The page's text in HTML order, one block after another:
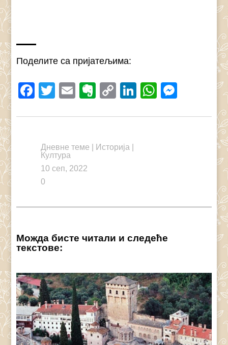
Поделите са пријатељима:
Facebook
Twitter
EmailEvernote
CopyLinkedIn
Дневне теме Историја
Култура
10 сеп, 2022
0
Можда бисте читали и следеће
текстове: